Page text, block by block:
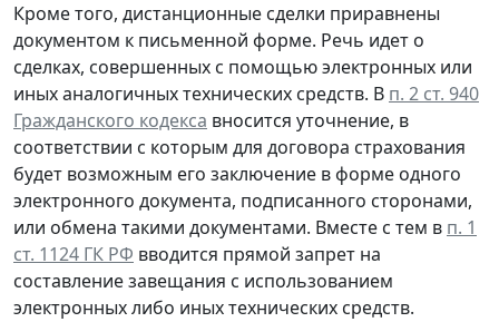
Кроме того, дистанционные сделки приравнены
документом к письменной форме. Речь идет о
сделках, совершенных с помощью электронных или
иных аналогичных технических средств. В п. 2 ст. 940
Гражданского кодекса вносится уточнение, в
соответствии с которым для договора страхования
будет возможным его заключение в форме одного
электронного документа, подписанного сторонами,
или обмена такими документами. Вместе с тем в п. 1
ст. 1124 ГК РФ вводится прямой запрет на
составление завещания с использованием
электронных либо иных технических средств.